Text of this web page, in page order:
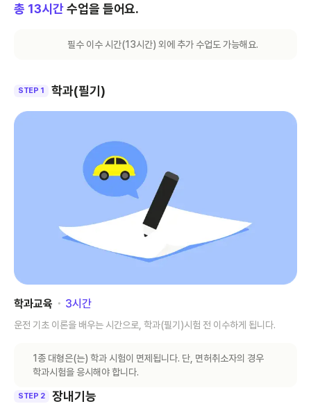
총 13시간 수업을 들어요.
필수 이수 시간(13시간) 외에 추가 수업도 가능해요.
STEP 1 학과(필기)
학과교육 ･ 3시간
운전 기초 이론을 배우는 시간으로, 학과(필기)시험 전 이수하게 됩니다.
1종 대형은(는) 학과 시험이 면제됩니다. 단, 면허취소자의 경우
학과시험을 응시해야 합니다.
STEP 2 장내기능